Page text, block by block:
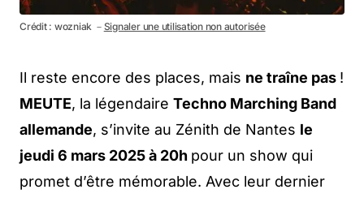
Crédit : wozniak － Signaler une utilisation non autorisée
Il reste encore des places, mais ne traîne pas !
MEUTE, la légendaire Techno Marching Band
allemande, s’invite au Zénith de Nantes le
jeudi 6 mars 2025 à 20h pour un show qui
promet d’être mémorable. Avec leur dernier